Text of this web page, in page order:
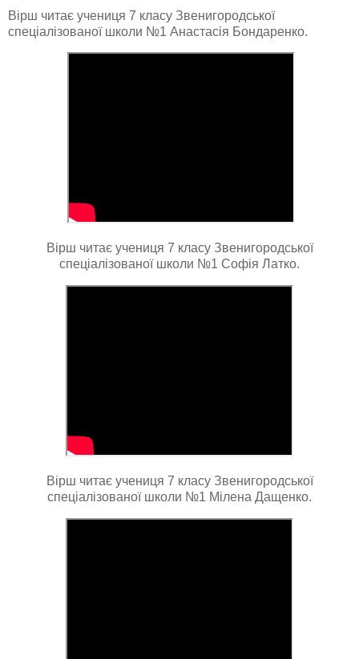
Вірш читає учениця 7 класу Звенигородської
спеціалізованої школи №1 Анастасія Бондаренко.
Вірш читає учениця 7 класу Звенигородської
спеціалізованої школи №1 Софія Латко.
Вірш читає учениця 7 класу Звенигородської
спеціалізованої школи №1 Мілена Дащенко.